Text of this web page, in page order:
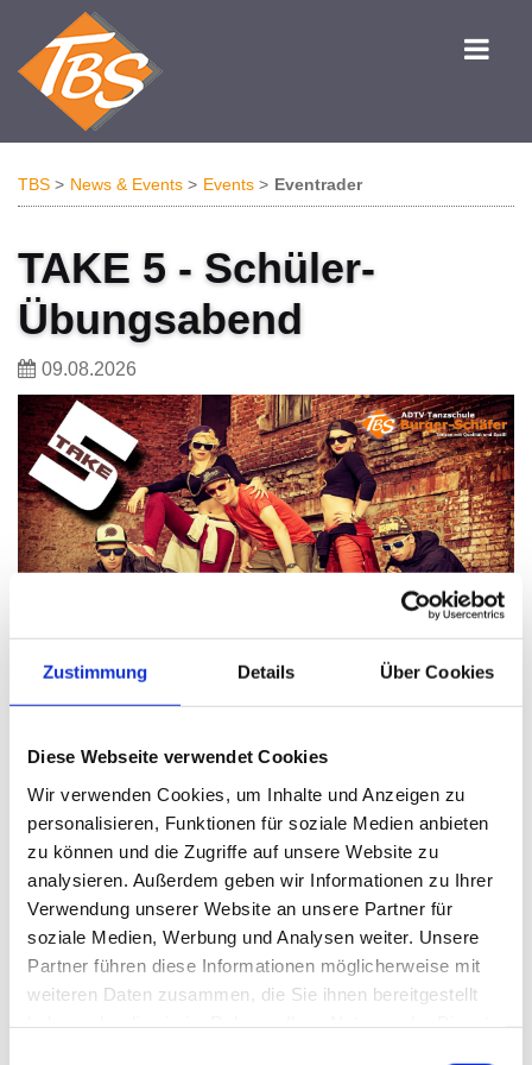
Zustimmung Details Über Cookies
Diese Webseite verwendet Cookies
Wir verwenden Cookies, um Inhalte und Anzeigen zu
personalisieren, Funktionen für soziale Medien anbieten
zu können und die Zugriffe auf unsere Website zu
analysieren. Außerdem geben wir Informationen zu Ihrer
Verwendung unserer Website an unsere Partner für
soziale Medien, Werbung und Analysen weiter. Unsere
Partner führen diese Informationen möglicherweise mit
weiteren Daten zusammen, die Sie ihnen bereitgestellt
TBS News & Events Events Eventrader
TAKE 5 - Schüler-
Übungsabend
09.08.2026
Sunday glory Sunday, jeden Sonntag - auch in den
und speziellen Terminen [ siehe Hinweise weiter unten
steigt DER Übungsabend für Schüler. Mit den grössten
Hits der letzten 30 Jahre und dem Aktuellsten aus den
Charts "rockt" die Tanzschule. In einer coolen Location gibt
es nicht nur Paartanz sondern auch Partytänze.
BEGINN: 17.00 UHR
ENDE: 21.30 UHR